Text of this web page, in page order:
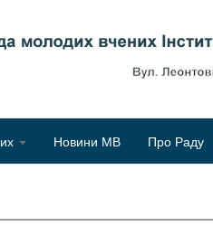
Новини МВ Про Раду